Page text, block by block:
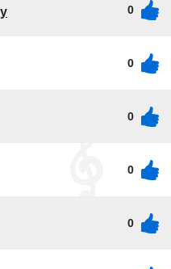
0
0
0
0
0